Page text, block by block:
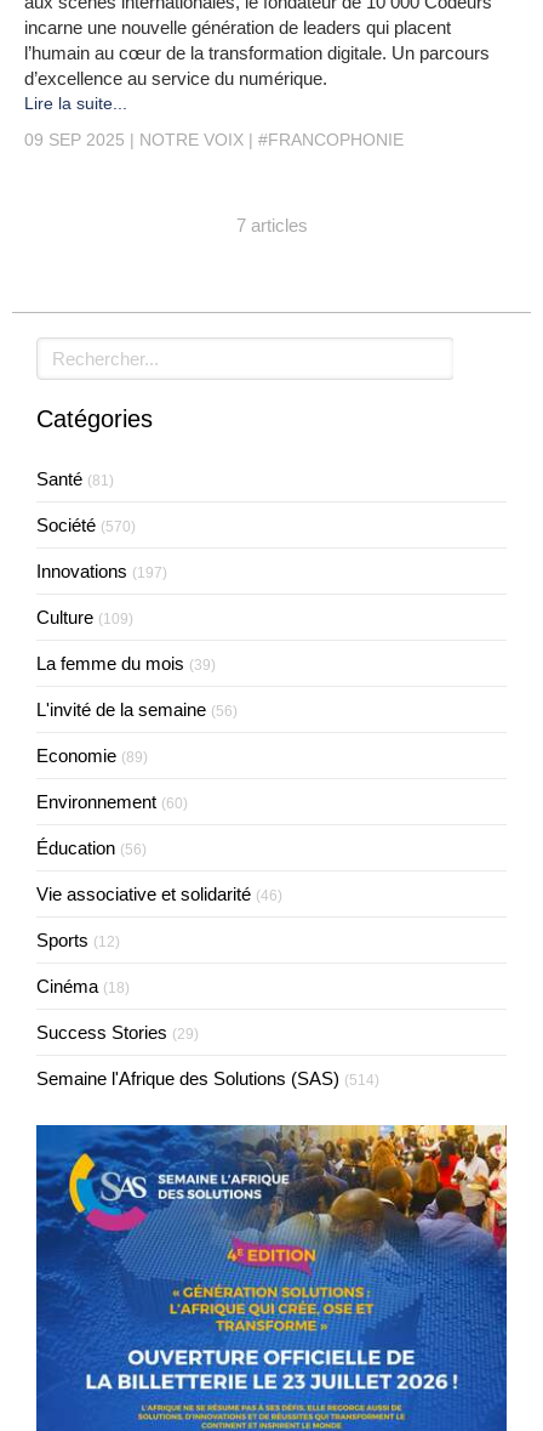
incarne une nouvelle génération de leaders qui placent
l’humain au cœur de la transformation digitale. Un parcours
d’excellence au service du numérique.
Lire la suite...
09 SEP 2025
NOTRE VOIX #FRANCOPHONIE
7 articles
Rechercher
Catégories
Santé (81)
Société (570)
Innovations (197)
Culture (109)
La femme du mois (39)
L'invité de la semaine (56)
Economie (89)
Environnement (60)
Éducation (56)
Vie associative et solidarité (46)
Sports (12)
Cinéma (18)
Success Stories (29)
Semaine l'Afrique des Solutions (SAS) (514)